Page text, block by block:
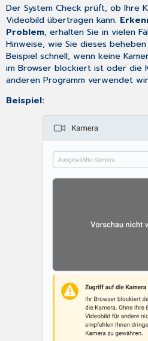
Der System Check prüft, ob Ihre
Videobild übertragen kann.
Problem, erhalten Sie in vielen
Hinweise, wie Sie dieses
Beispiel schnell, wenn keine
im Browser blockiert ist oder die
anderen Programm verwendet
Beispiel: